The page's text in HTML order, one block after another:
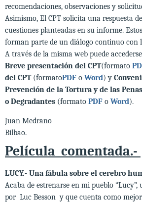
recomendaciones, observaciones y
Asimismo, El CPT solicita una respuesta
cuestiones planteadas en su informe.
forman parte de un diálogo continuo con
A través de la misma web puede
Breve presentación del CPT(formato
del CPT (formatoPDF o Word) y
Prevención de la Tortura y de las
o Degradantes (formato PDF o Word).
Juan Medrano
Bilbao.
Película comentada.-
LUCY.- Una fábula sobre el cerebro
Acaba de estrenarse en mi pueblo
por Luc Besson y que cuenta como